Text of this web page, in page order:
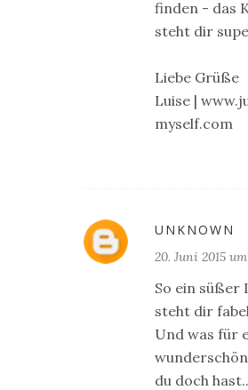
finden - das
steht dir
Liebe Grüße
Luise |
myself.com
UNKNOWN
20. Juni 2015
So ein süßer
steht dir
Und was für
du doch